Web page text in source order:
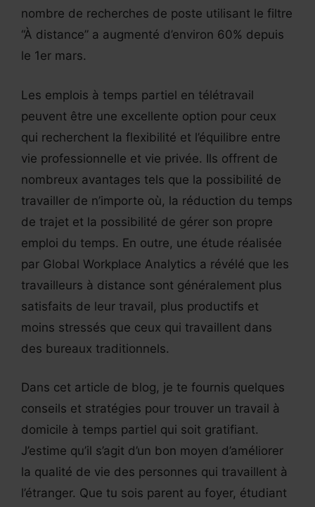
nombre de recherches de poste utilisant le filtre
“À distance” a augmenté d’environ 60% depuis
le 1er mars.
Les emplois à temps partiel en télétravail
peuvent être une excellente option pour ceux
qui recherchent la flexibilité et l’équilibre entre
vie professionnelle et vie privée. Ils offrent de
nombreux avantages tels que la possibilité de
travailler de n’importe où, la réduction du temps
de trajet et la possibilité de gérer son propre
emploi du temps. En outre, une étude réalisée
par Global Workplace Analytics a révélé que les
travailleurs à distance sont généralement plus
satisfaits de leur travail, plus productifs et
moins stressés que ceux qui travaillent dans
des bureaux traditionnels.
Dans cet article de blog, je te fournis quelques
conseils et stratégies pour trouver un travail à
domicile à temps partiel qui soit gratifiant.
J’estime qu’il s’agit d’un bon moyen d’améliorer
la qualité de vie des personnes qui travaillent à
l’étranger. Que tu sois parent au foyer, étudiant